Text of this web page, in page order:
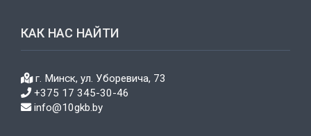
КАК НАС НАЙТИ
г. Минск, ул. Уборевича, 73
+375 17 345-30-46
info@10gkb.by